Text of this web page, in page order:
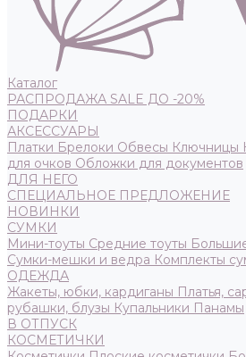
Каталог
РАСПРОДАЖА SALE ДО -20%
ПОДАРКИ
АКСЕССУАРЫ
Платки Брелоки Обвесы Ключницы
для очков Обложки для документов
ДЛЯ НЕГО
СПЕЦИАЛЬНОЕ ПРЕДЛОЖЕНИЕ
НОВИНКИ
СУМКИ
Мини-тоуты Средние тоуты
Сумки-мешки и ведра Комплекты
ОДЕЖДА
Жакеты, юбки, кардиганы Платья,
рубашки, блузы Купальники Панамы
В ОТПУСК
КОСМЕТИЧКИ